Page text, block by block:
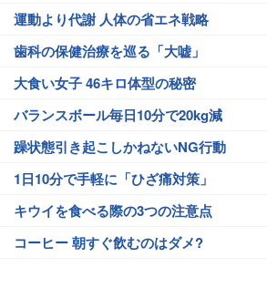
運動より代謝 人体の省エネ戦略
歯科の保健治療を巡る「大嘘」
大食い女子 46キロ体型の秘密
バランスボール毎日10分で20kg減
躁状態引き起こしかねないNG行動
1日10分で手軽に「ひざ痛対策」
キウイを食べる際の3つの注意点
コーヒー 朝すぐ飲むのはダメ?